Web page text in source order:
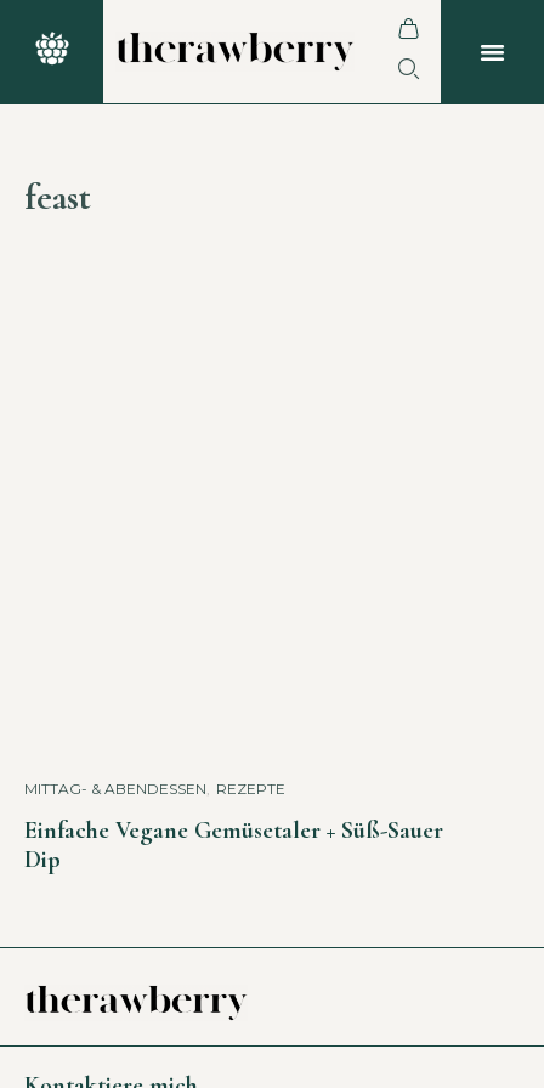
feast
MITTAG- & ABENDESSEN REZEPTE
Einfache Vegane Gemüsetaler + Süß-Sauer
Dip